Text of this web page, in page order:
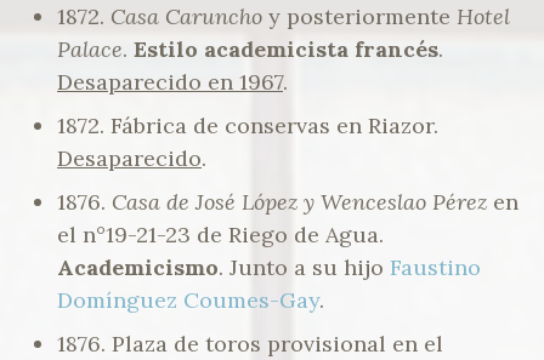
1872. Casa Caruncho y posteriormente Hotel
Palace. Estilo academicista francés.
Desaparecido en 1967.
1872. Fábrica de conservas en Riazor.
Desaparecido.
1876. Casa de José López y Wenceslao Pérez en
el n°19-21-23 de Riego de Agua.
Academicismo. Junto a su hijo Faustino
Domínguez Coumes-Gay.
1876. Plaza de toros provisional en el